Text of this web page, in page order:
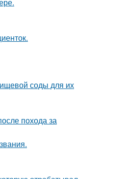
соды для их
похода за